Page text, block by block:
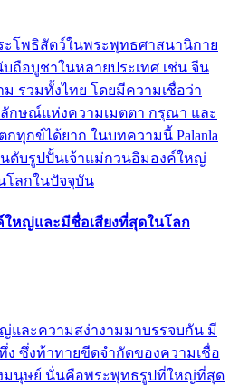
ะโพธิสัตว์ในพระพุทธศาสนานิกาย
ถือบูชาในหลายประเทศ เช่น จีน
รวมทั้งไทย โดยมีความเชื่อว่า
กษณ์แห่งความเมตตา กรุณา และ
ทุกข์ได้ยาก ในบทความนี้ Palanla
นดับรูปปั้นเจ้าแม่กวนอิมองค์ใหญ่
โลกในปัจจุบัน
หญ่และมีชื่อเสียงที่สุดในโลก
และความสง่างามมาบรรจบกัน มี
ง ซึ่งท้าทายขีดจำกัดของความเชื่อ
มนุษย์ นั่นคือพระพุทธรูปที่ใหญ่ที่สุด